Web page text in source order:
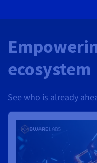
ecosystem
See who is already